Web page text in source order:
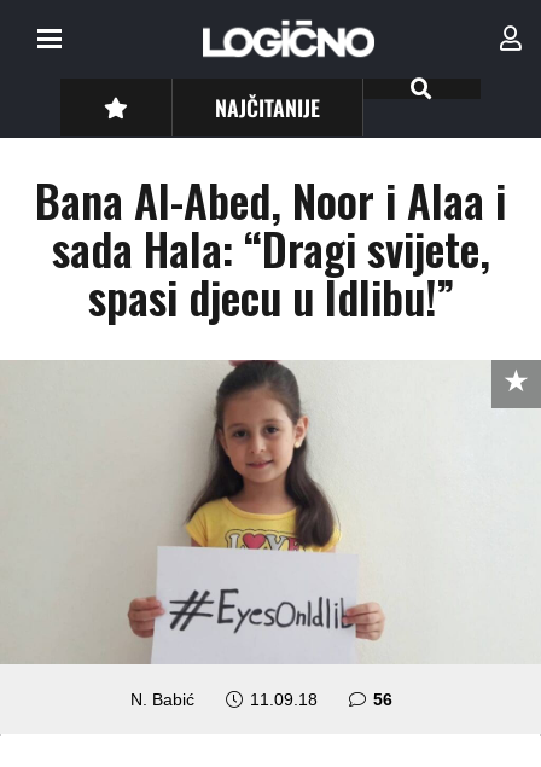
NAJČITANIJE
Bana Al-Abed, Noor i Alaa i
sada Hala: “Dragi svijete,
spasi djecu u Idlibu!”
N. Babić 11.09.18 56komentara